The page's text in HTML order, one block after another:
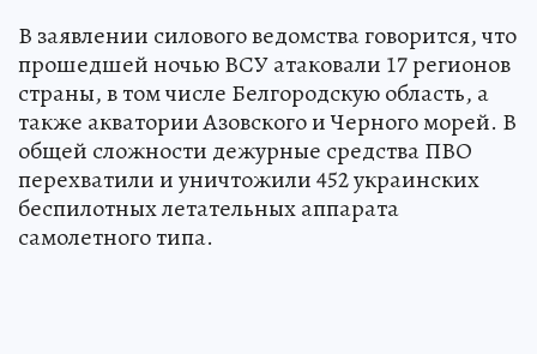
В заявлении силового ведомства говорится, что
прошедшей ночью ВСУ атаковали 17 регионов
страны, в том числе Белгородскую область, а
также акватории Азовского и Черного морей. В
общей сложности дежурные средства ПВО
перехватили и уничтожили 452 украинских
беспилотных летательных аппарата
самолетного типа.